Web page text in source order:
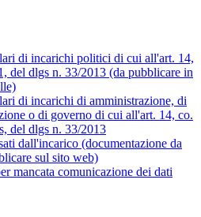
di incarichi politici di cui all'art. 14,
del dlgs n. 33/2013 (da pubblicare in
di incarichi di amministrazione, di
o di governo di cui all'art. 14, co.
del dlgs n. 33/2013
dall'incarico (documentazione da
sul sito web)
mancata comunicazione dei dati